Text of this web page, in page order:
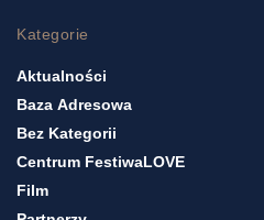
Kategorie
Aktualności
Baza Adresowa
Bez Kategorii
Centrum FestiwaLOVE
Film